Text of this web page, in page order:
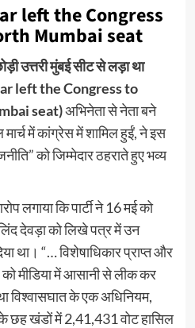
left the Congress
Mumbai seat
उत्तरी मुंबई सीट से लड़ा था
left the Congress to
seat)अभिनेता से नेता बने
मार्च में कांग्रेस में शामिल हुईं, ने इस
को जिम्मेदार ठहराते हुए भव्य
लगाया कि पार्टी ने 16 मई को
देवड़ा को लिखे पत्र में उन
था। “… विशेषाधिकार प्राप्त और
मीडिया में आसानी से लीक कर
विश्वासघात के एक अधिनियम,
छह खंडों में 2,41,431 वोट हासिल